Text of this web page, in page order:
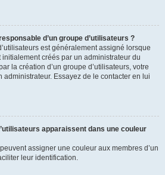
d’un groupe d’utilisateurs ?
est généralement assigné lorsque
initialement créés par un administrateur du
la création d’un groupe d’utilisateurs, votre
administrateur. Essayez de le contacter en lui
apparaissent dans une couleur
assigner une couleur aux membres d’un
leur identification.